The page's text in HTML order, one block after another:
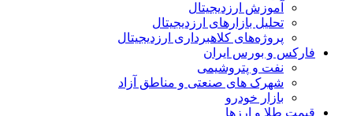
آموزش ارزدیجیتال
تحلیل بازارهای ارزدیجیتال
پروژه‌های کلاهبرداری ارزدیجیتال
فارکس و بورس ایران
نفت و پتروشیمی
شهرک های صنعتی و مناطق آزاد
بازار خودرو
قیمت طلا و ارزها